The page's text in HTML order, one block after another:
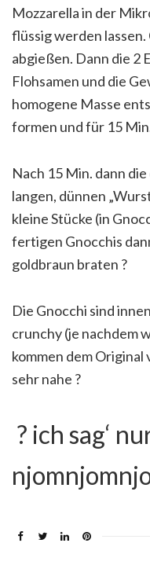
Mozzarella in der
flüssig werden
abgießen. Dann die 2
Flohsamen und die
homogene Masse
formen und für 15
Nach 15 Min. dann
langen, dünnen
kleine Stücke (in
fertigen Gnocchis
goldbraun braten ?
Die Gnocchi sind
crunchy (je nachdem
kommen dem
sehr nahe ?
? ich sag‘